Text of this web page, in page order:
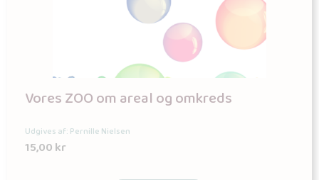
Vores ZOO om areal og omkreds
Udgives af: Pernille Nielsen
15,00kr